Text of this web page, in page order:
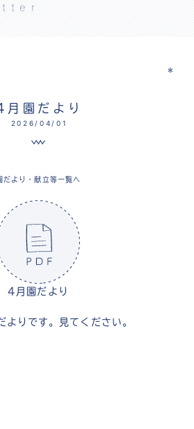
＊
月園だより
2026/04/01
だより・献立等一覧へ
4月園だより
よりです。見てください。